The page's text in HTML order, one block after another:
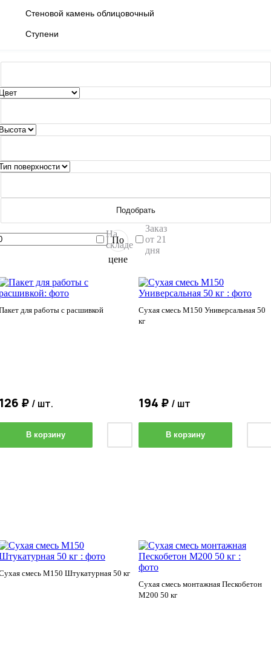
Стеновой камень облицовочный
Ступени
Подобрать
По
цене
На
складе
Заказ
от 21
дня
для работы с расшивкой
₽ / шт.
В корзину
Сухая смесь М150 Универсальная 50
кг
194 ₽ / шт
В корзину
смесь М150 Штукатурная 50 кг
Сухая смесь монтажная Пескобетон
М200 50 кг